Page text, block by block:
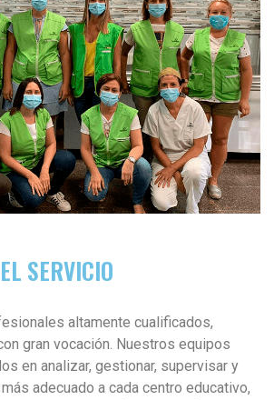
SERVICIO
altamente cualificados,
gran vocación. Nuestros equipos
en analizar, gestionar, supervisar y
adecuado a cada centro educativo,